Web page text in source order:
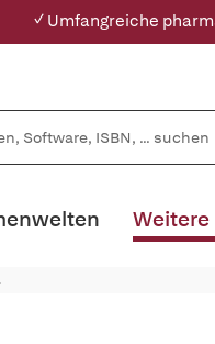
✓ Umfangreiche